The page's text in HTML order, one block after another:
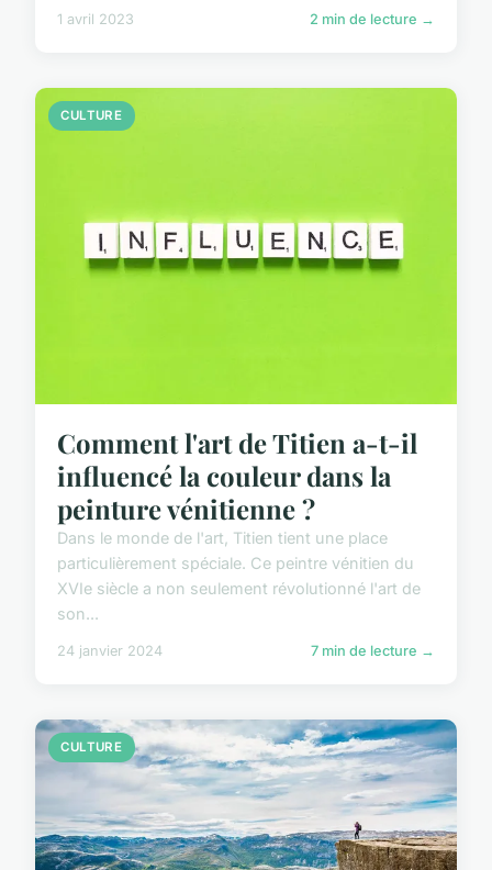
1 avril 2023 2 min de lecture →
CULTURE
Comment l'art de Titien a-t-il
influencé la couleur dans la
peinture vénitienne ?
Dans le monde de l'art, Titien tient une place
particulièrement spéciale. Ce peintre vénitien du
XVIe siècle a non seulement révolutionné l'art de
son...
24 janvier 2024 7 min de lecture →
CULTURE